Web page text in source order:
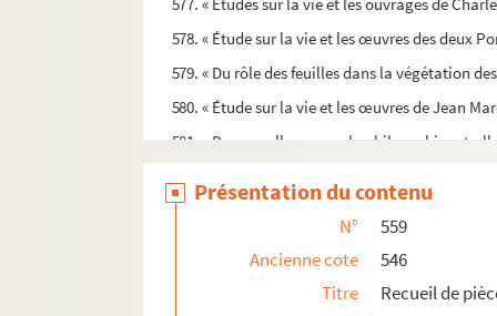
578. « Étude sur la vie et les œuvres des deux
579. « Du rôle des feuilles dans la végétation
580. « Étude sur la vie et les œuvres de Jean
581. « Dans quelle mesure la philosophie a-t-
583. « Quels sont et quels pourraient être les
Présentation du contenu
N°
559
Ancienne cote
546
Titre
Recueil de